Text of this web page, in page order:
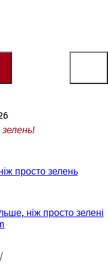
просто зелень
ніж просто зелені